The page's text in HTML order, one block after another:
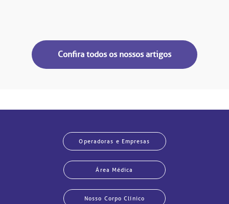
Confira todos os nossos artigos
Operadoras e Empresas
Área Médica
Nosso Corpo Clínico